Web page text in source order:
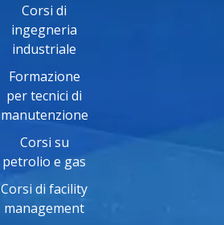
Corsi di
ingegneria
industriale
Formazione
per tecnici di
manutenzione
Corsi su
petrolio e gas
Corsi di facility
management